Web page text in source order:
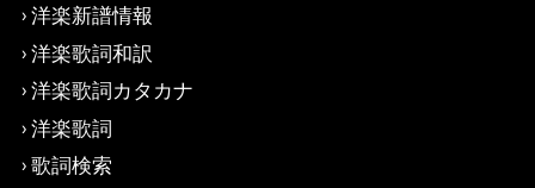
洋楽新譜情報
洋楽歌詞和訳
洋楽歌詞カタカナ
洋楽歌詞
歌詞検索